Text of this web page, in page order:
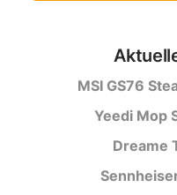
MSI GS76
Yeedi Mop
Dreame